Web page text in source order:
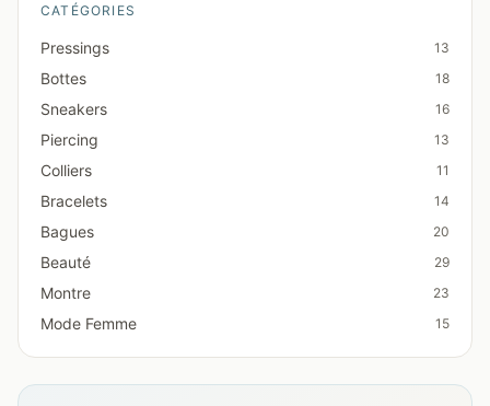
CATÉGORIES
Pressings 13
Bottes 18
Sneakers 16
Piercing 13
Colliers 11
Bracelets 14
Bagues 20
Beauté 29
Montre 23
Mode Femme 15